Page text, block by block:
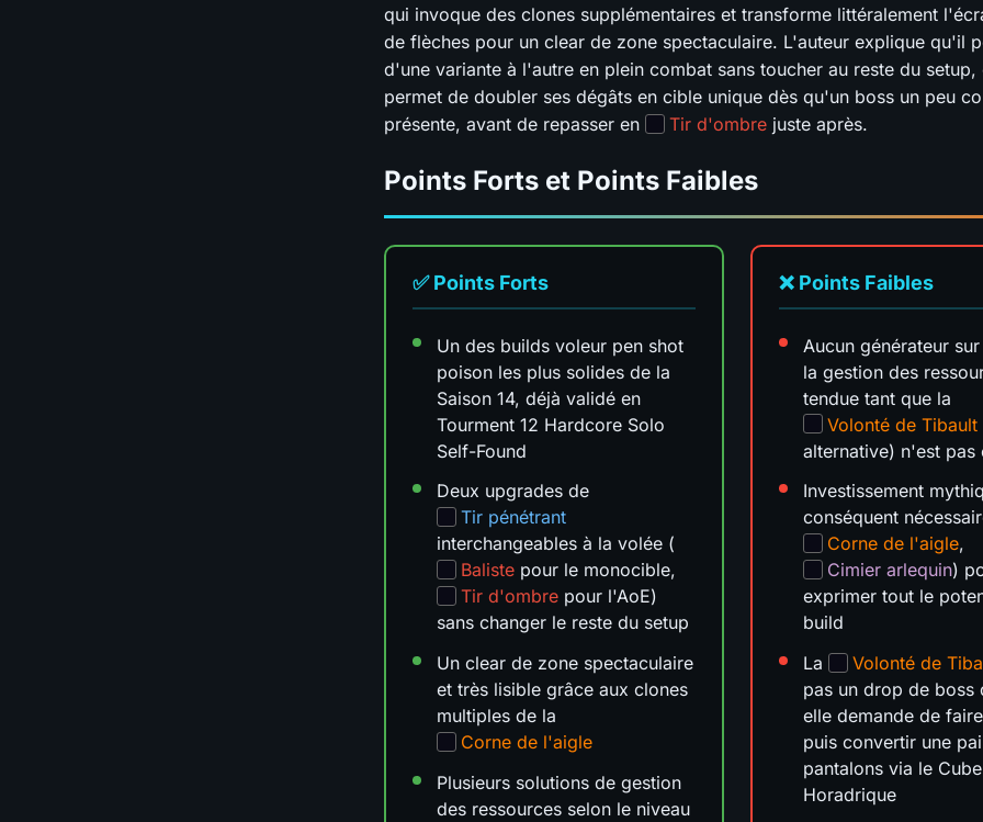
qui invoque des clones supplémentaires et transforme littéralement
de flèches pour un clear de zone spectaculaire. L'auteur explique qu'il
d'une variante à l'autre en plein combat sans toucher au reste du setup,
permet de doubler ses dégâts en cible unique dès qu'un boss un peu
présente, avant de repasser en
Tir d'ombre juste après.
Points Forts et Points Faibles
✅ Points Forts
Un des builds voleur pen shot
poison les plus solides de la
Saison 14, déjà validé en
Tourment 12 Hardcore Solo
Self-Found
Deux upgrades de
Tir pénétrant
interchangeables à la volée (
Baliste pour le monocible,
Tir d'ombre pour l'AoE)
sans changer le reste du setup
Un clear de zone spectaculaire
et très lisible grâce aux clones
multiples de la
Corne de l'aigle
Plusieurs solutions de gestion
des ressources selon le niveau
❌ Points Faibles
Aucun générateur
la gestion des
tendue tant que la
Volonté de Tibault
alternative) n'est pas
Investissement
conséquent
Corne de l'aigle,
Cimier arlequin)
exprimer tout le
build
La
Volonté de
pas un drop de boss
elle demande de
puis convertir une
pantalons via le Cube
Horadrique